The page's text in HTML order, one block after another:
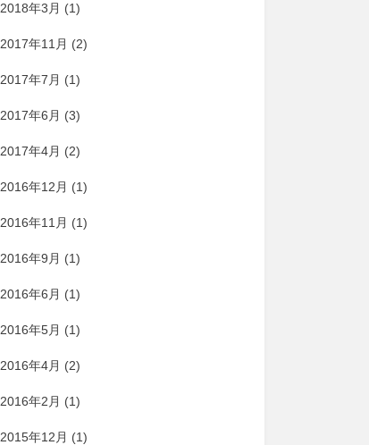
2018年3月 (1)
2017年11月 (2)
2017年7月 (1)
2017年6月 (3)
2017年4月 (2)
2016年12月 (1)
2016年11月 (1)
2016年9月 (1)
2016年6月 (1)
2016年5月 (1)
2016年4月 (2)
2016年2月 (1)
2015年12月 (1)